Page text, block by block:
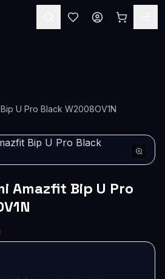
U Pro Black W2008OV1N
Amazfit Bip U Pro